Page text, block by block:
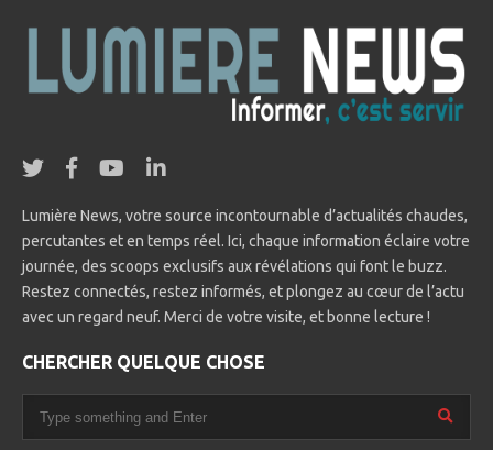
Lumière News, votre source incontournable d’actualités chaudes,
percutantes et en temps réel. Ici, chaque information éclaire votre
journée, des scoops exclusifs aux révélations qui font le buzz.
Restez connectés, restez informés, et plongez au cœur de l’actu
avec un regard neuf. Merci de votre visite, et bonne lecture !
CHERCHER QUELQUE CHOSE